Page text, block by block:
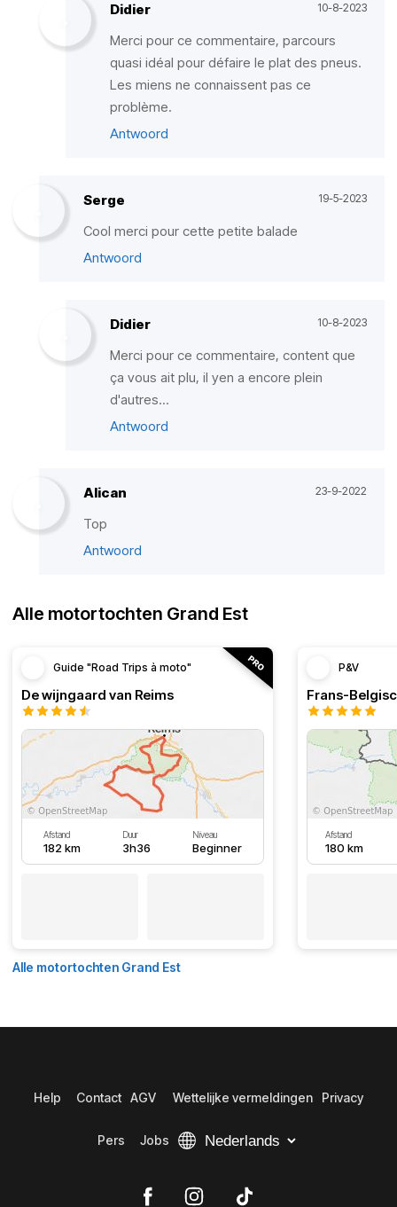
Didier 10-8-2023
Merci pour ce commentaire, parcours
quasi idéal pour défaire le plat des pneus.
Les miens ne connaissent pas ce
problème.
Antwoord
Serge 19-5-2023
Cool merci pour cette petite balade
Antwoord
Didier 10-8-2023
Merci pour ce commentaire, content que
ça vous ait plu, il yen a encore plein
d'autres...
Antwoord
Alican 23-9-2022
Top
Antwoord
Alle motortochten Grand Est
Guide "Road Trips à moto"
De wijngaard van Reims
Afstand
182 km
Duur
3h36
Niveau
Beginner
P&V
Afstand
180 km
Alle motortochten Grand Est
Help Contact AGV Wettelijke vermeldingen Privacy
Pers Jobs